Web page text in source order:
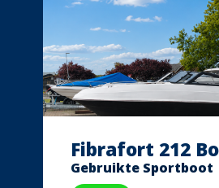
Fibrafort 212
Gebruikte Sportboot